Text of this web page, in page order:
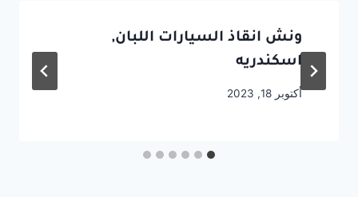
ونش انقاذ السيارات اللبان,
اسكندريه
أكتوبر 18, 2023